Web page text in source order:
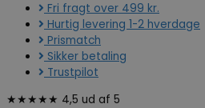
Fri fragt over 499 kr.
Hurtig levering 1-2 hverdage
Prismatch
Sikker betaling
Trustpilot
★★★★★ 4,5 ud af 5